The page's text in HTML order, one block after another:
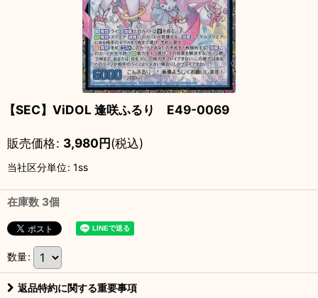
【SEC】ViDOL 逢咲ふるり E49-0069
販売価格: 3,980円(税込)
当社区分単位: 1ss
在庫数 3個
数量:
返品特約に関する重要事項